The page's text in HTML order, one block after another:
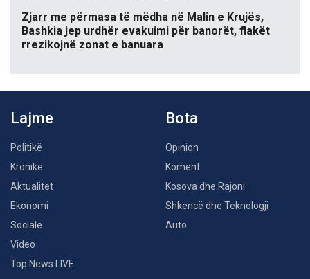
Zjarr me përmasa të mëdha në Malin e Krujës,
Bashkia jep urdhër evakuimi për banorët, flakët
rrezikojnë zonat e banuara
Lajme
Politikë
Kronikë
Aktualitet
Ekonomi
Sociale
Video
Top News LIVE
Bota
Opinion
Koment
Kosova dhe Rajoni
Shkencë dhe Teknologji
Auto